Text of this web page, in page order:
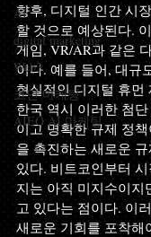
AI
digital marketing
Web3
코인 마케팅
AIEO AI 마케팅
향후, 디지털 인간 시
할 것으로 예상된다.
게임, VR/AR과 같은
이다. 예를 들어, 대규
현실적인 디지털 휴먼
한국 역시 이러한 첨
이고 명확한 규제 정
을 촉진하는 새로운
있다. 비트코인부터
지는 아직 미지수이지
고 있다는 점이다. 이
새로운 기회를 포착해